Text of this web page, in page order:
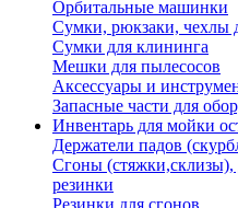
Орбитальные машинки
Сумки, рюкзаки, чехлы
Сумки для клининга
Мешки для пылесосов
Аксессуары и
Запасные части для
Инвентарь для мойки
Держатели падов
Сгоны (стяжки,склизы),
резинки
Резинки для сгонов